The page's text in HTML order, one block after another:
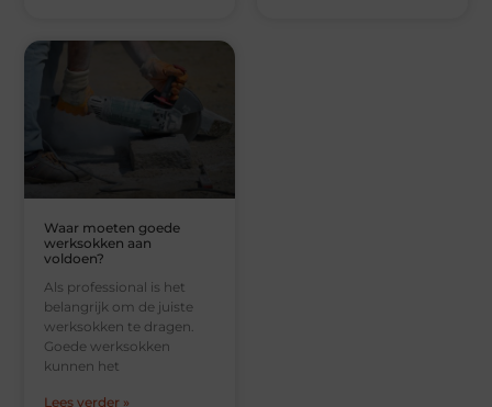
Waar moeten goede
werksokken aan
voldoen?
Als professional is het
belangrijk om de juiste
werksokken te dragen.
Goede werksokken
kunnen het
Lees verder »